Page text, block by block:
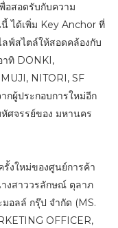
อสอดรับกับความ
ได้เพิ่ม Key Anchor ที่
ฟ์สไตล์ให้สอดคล้องกับ
าทิ DONKI,
NITORI, SF
ผู้ประกอบการใหม่อีก
ศจรรย์ของ มหานคร
งใหม่ของศูนย์การค้า
งสาววรลักษณ์ ตุลาภ
อลล์ กรุ๊ป จำกัด (MS.
OFFICER,